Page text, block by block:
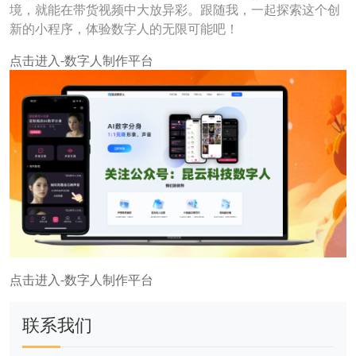
境，就能在带货视频中大放异彩。跟随我，一起探索这个创
新的小程序，体验数字人的无限可能吧！
点击进入-数字人制作平台
点击进入-数字人制作平台
联系我们